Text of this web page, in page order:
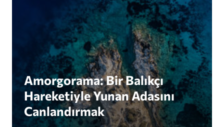
Amorgorama: Bir Balıkçı
Hareketiyle Yunan Adasını
Canlandırmak